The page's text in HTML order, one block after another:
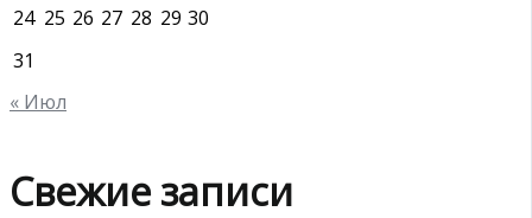
24 25 26 27 28 29 30
31
« Июл
Свежие записи